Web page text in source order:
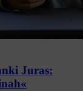
Juras: